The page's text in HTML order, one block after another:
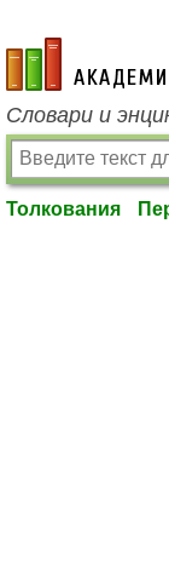
academic.ru
Словари и
Толкования